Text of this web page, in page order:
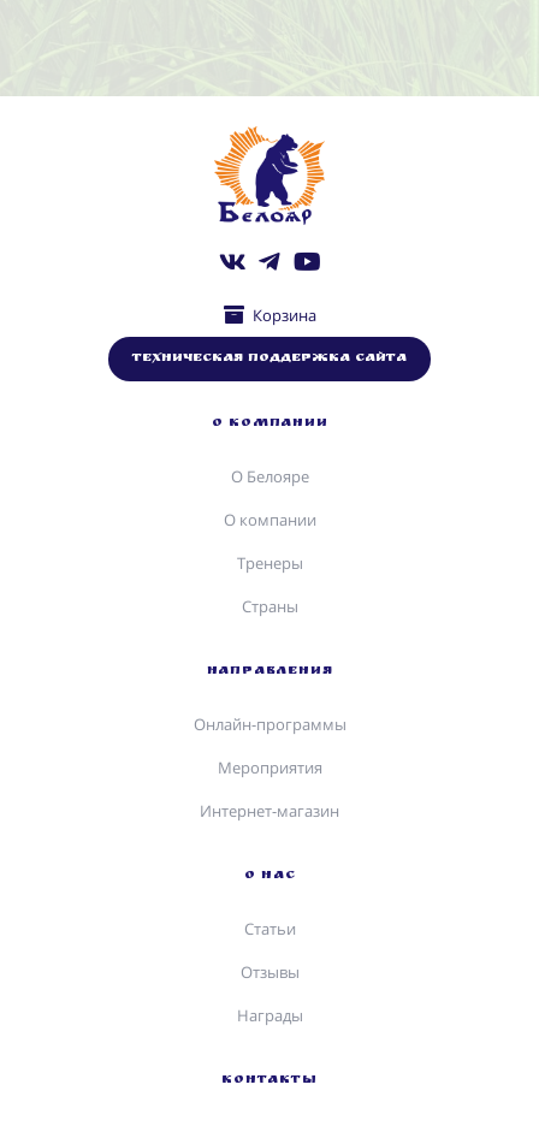
Корзина
Техническая поддержка сайта
О КОМПАНИИ
О Белояре
О компании
Тренеры
Страны
НАПРАВЛЕНИЯ
Онлайн-программы
Мероприятия
Интернет-магазин
О НАС
Статьи
Отзывы
Награды
КОНТАКТЫ